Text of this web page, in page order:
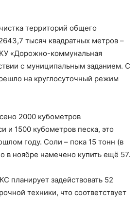
территорий общего
тысяч квадратных метров –
«Дорожно-коммунальная
с муниципальным заданием. С
на круглосуточный режим
2000 кубометров
и 1500 кубометров песка, это
году. Соли – пока 15 тонн (в
в ноябре намечено купить ещё 57.
планирует задействовать 52
техники, что соответствует